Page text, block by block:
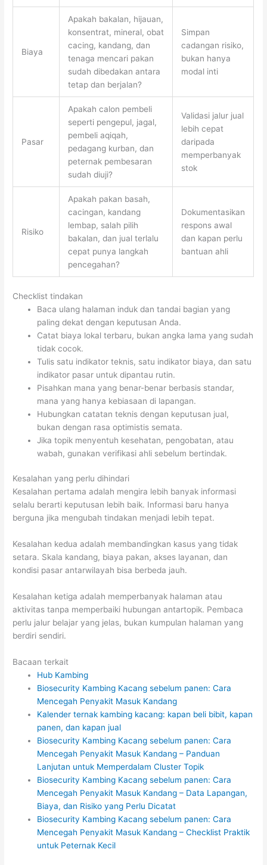
Biaya
Apakah bakalan, hijauan,
konsentrat, mineral, obat
cacing, kandang, dan
tenaga mencari pakan
sudah dibedakan antara
tetap dan berjalan?
Simpan
cadangan risiko,
bukan hanya
modal inti
Pasar
Apakah calon pembeli
seperti pengepul, jagal,
pembeli aqiqah,
pedagang kurban, dan
peternak pembesaran
sudah diuji?
Validasi jalur jual
lebih cepat
daripada
memperbanyak
stok
Risiko
Apakah pakan basah,
cacingan, kandang
lembap, salah pilih
bakalan, dan jual terlalu
cepat punya langkah
pencegahan?
Dokumentasikan
respons awal
dan kapan perlu
bantuan ahli
Checklist tindakan
Baca ulang halaman induk dan tandai bagian yang
paling dekat dengan keputusan Anda.
Catat biaya lokal terbaru, bukan angka lama yang sudah
tidak cocok.
Tulis satu indikator teknis, satu indikator biaya, dan satu
indikator pasar untuk dipantau rutin.
Pisahkan mana yang benar-benar berbasis standar,
mana yang hanya kebiasaan di lapangan.
Hubungkan catatan teknis dengan keputusan jual,
bukan dengan rasa optimistis semata.
Jika topik menyentuh kesehatan, pengobatan, atau
wabah, gunakan verifikasi ahli sebelum bertindak.
Kesalahan yang perlu dihindari
Kesalahan pertama adalah mengira lebih banyak informasi
selalu berarti keputusan lebih baik. Informasi baru hanya
berguna jika mengubah tindakan menjadi lebih tepat.
Kesalahan kedua adalah membandingkan kasus yang tidak
setara. Skala kandang, biaya pakan, akses layanan, dan
kondisi pasar antarwilayah bisa berbeda jauh.
Kesalahan ketiga adalah memperbanyak halaman atau
aktivitas tanpa memperbaiki hubungan antartopik. Pembaca
perlu jalur belajar yang jelas, bukan kumpulan halaman yang
berdiri sendiri.
Bacaan terkait
Hub Kambing
Biosecurity Kambing Kacang sebelum panen: Cara
Mencegah Penyakit Masuk Kandang
Kalender ternak kambing kacang: kapan beli bibit, kapan
panen, dan kapan jual
Biosecurity Kambing Kacang sebelum panen: Cara
Mencegah Penyakit Masuk Kandang – Panduan
Lanjutan untuk Memperdalam Cluster Topik
Biosecurity Kambing Kacang sebelum panen: Cara
Mencegah Penyakit Masuk Kandang – Data Lapangan,
Biaya, dan Risiko yang Perlu Dicatat
Biosecurity Kambing Kacang sebelum panen: Cara
Mencegah Penyakit Masuk Kandang – Checklist Praktik
untuk Peternak Kecil